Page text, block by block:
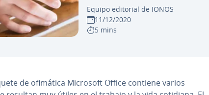
Equipo editorial de IONOS
11/12/2020
5 mins
de ofimática Microsoft Office contiene varios